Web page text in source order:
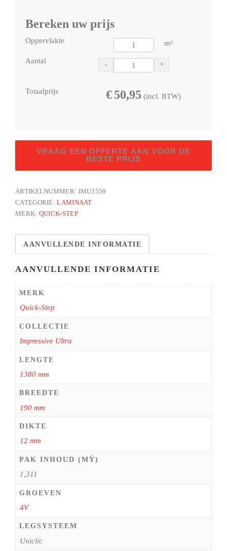
Bereken uw prijs
Oppervlakte m²
Aantal - +
Totaalprijs €50,95 (incl. BTW)
lichte
VRAAG EEN OFFERTE AAN VOOR DE
BESTE PRIJS
ARTIKELNUMMER: IMU3559
CATEGORIE:LAMINAAT
MERK: QUICK-STEP
AANVULLENDE INFORMATIE
AANVULLENDE INFORMATIE
MERK
Quick-Step
COLLECTIE
Impressive Ultra
LENGTE
1380 mm
BREEDTE
190 mm
DIKTE
12 mm
PAK INHOUD (MÝ)
1,311
GROEVEN
4V
LEGSYSTEEM
Uniclic